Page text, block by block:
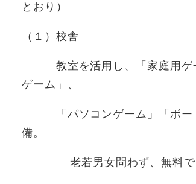
とおり）
（１）校舎
教室を活用し、「家庭用ゲー
ゲーム」、
「パソコンゲーム」「ボード
備。
男女問わず、無料であらゆ